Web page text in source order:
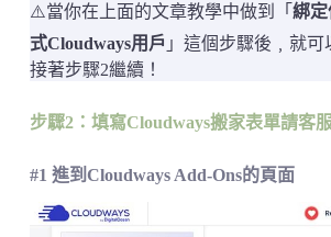
⚠️當你在上面的文章教學中做到「 綁
式Cloudways用戶 」這個步驟後﹐就
接著步驟2繼續！
步驟2：填寫Cloudways搬家表單請客
#1 進到Cloudways Add-Ons的頁面